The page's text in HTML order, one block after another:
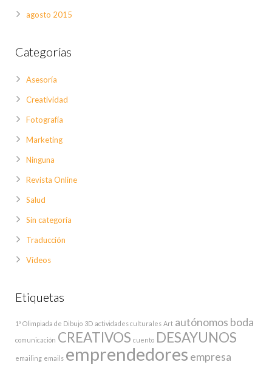
agosto 2015
Categorías
Asesoría
Creatividad
Fotografía
Marketing
Ninguna
Revista Online
Salud
Sin categoría
Traducción
Vídeos
Etiquetas
1ª Olimpiada de Dibujo 3D actividades culturales Art autónomos boda
comunicación CREATIVOS cuento DESAYUNOS
emailing emails emprendedores empresa